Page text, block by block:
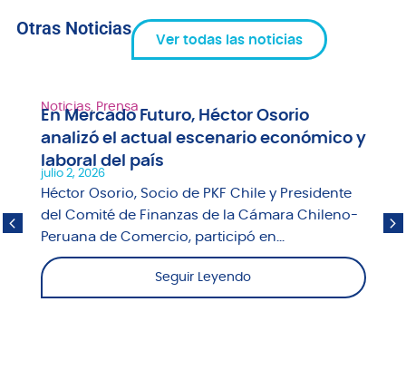
Otras Noticias
Ver todas las noticias
Noticias, Prensa
En Mercado Futuro, Héctor Osorio
analizó el actual escenario económico y
laboral del país
julio 2, 2026
Héctor Osorio, Socio de PKF Chile y Presidente
del Comité de Finanzas de la Cámara Chileno-
Peruana de Comercio, participó en...
Seguir Leyendo